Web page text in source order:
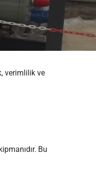
verimlilik ve
Bu